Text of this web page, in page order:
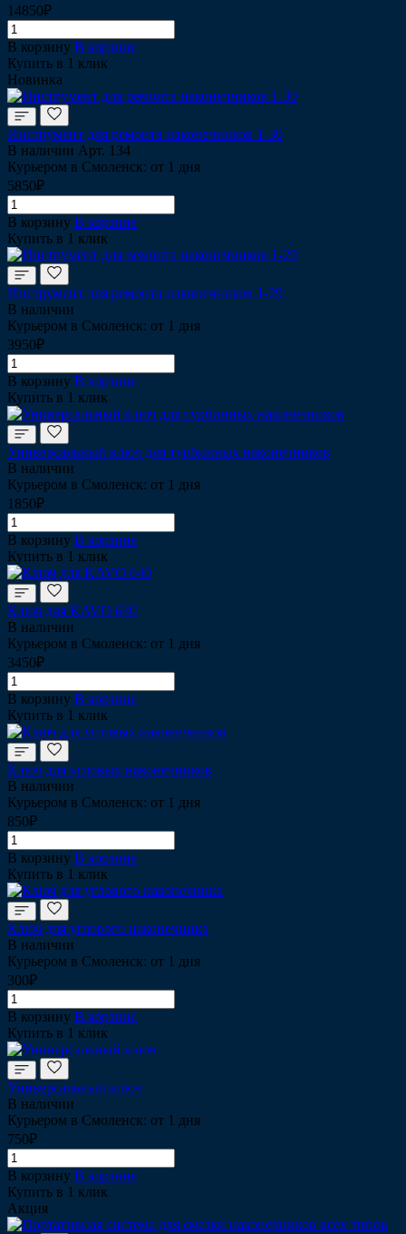
14850₽
В корзину В корзине
Купить в 1 клик
Новинка
Инструмент для ремонта наконечников 1-30
В наличии Арт. 134
Курьером в Смоленск: от 1 дня
5850₽
В корзину В корзине
Купить в 1 клик
Инструмент для ремонта наконечников 1-29
В наличии
Курьером в Смоленск: от 1 дня
3950₽
В корзину В корзине
Купить в 1 клик
Универсальный ключ для турбинных наконечников
В наличии
Курьером в Смоленск: от 1 дня
1850₽
В корзину В корзине
Купить в 1 клик
Ключ для KAVO 640
В наличии
Курьером в Смоленск: от 1 дня
3450₽
В корзину В корзине
Купить в 1 клик
Ключ для угловых наконечников
В наличии
Курьером в Смоленск: от 1 дня
850₽
В корзину В корзине
Купить в 1 клик
Ключ для углового наконечника
В наличии
Курьером в Смоленск: от 1 дня
300₽
В корзину В корзине
Купить в 1 клик
Универсальный ключ
В наличии
Курьером в Смоленск: от 1 дня
750₽
В корзину В корзине
Купить в 1 клик
Акция